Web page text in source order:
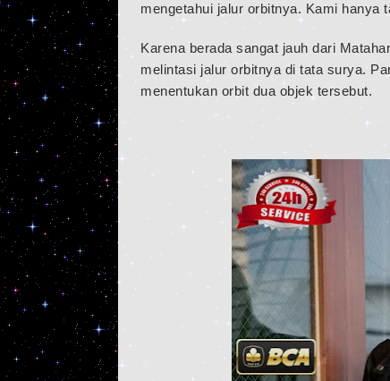
mengetahui jalur orbitnya. Kami hanya
Karena berada sangat jauh dari
melintasi jalur orbitnya di tata surya.
menentukan orbit dua objek tersebut.